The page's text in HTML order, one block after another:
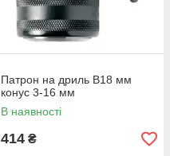
Патрон на дриль B18 мм
конус 3-16 мм
В наявності
414 ₴